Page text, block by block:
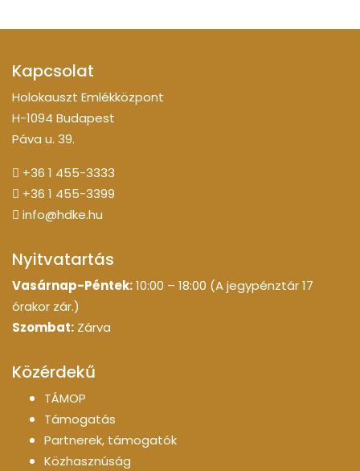
Kapcsolat
Holokauszt Emlékközpont
H-1094 Budapest
Páva u. 39.
+36 1 455-3333
+36 1 455-3399
info@hdke.hu
Nyitvatartás
Vasárnap-Péntek:10:00 – 18:00 (A jegypénztár 17
órakor zár.)
Szombat: Zárva
Közérdekű
TÁMOP
Támogatás
Partnerek, támogatók
Közhasznúság